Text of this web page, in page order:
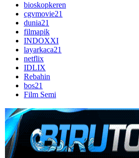
bioskopkeren
cgvmovie21
dunia21
filmapik
INDOXXI
layarkaca21
netflix
IDLIX
Rebahin
bos21
Film Semi